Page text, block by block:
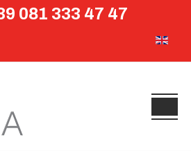
081 333 47 47